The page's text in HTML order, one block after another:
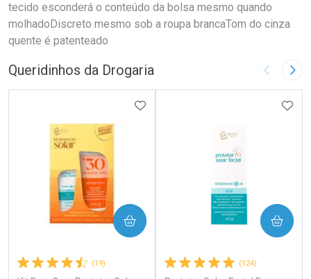
tecido esconderá o conteúdo da bolsa mesmo quando
molhadoDiscreto mesmo sob a roupa brancaTom do cinza
quente é patenteado
Queridinhos da Drogaria Imagem
(19)
ADICIONAR AOS FAVORITOS
COMPRAR
(124)
COMPRAR